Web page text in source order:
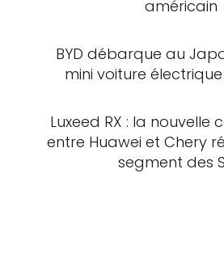
américain
BYD débarque au
mini voiture
Luxeed RX : la nouvelle
entre Huawei et Chery
segment des